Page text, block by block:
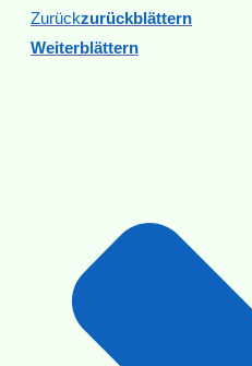
ZurückZurückblättern
Weiterblättern